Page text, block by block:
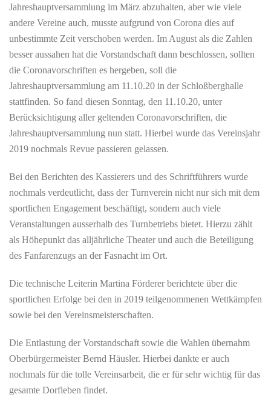
Jahreshauptversammlung im März abzuhalten, aber wie viele
andere Vereine auch, musste aufgrund von Corona dies auf
unbestimmte Zeit verschoben werden. Im August als die Zahlen
besser aussahen hat die Vorstandschaft dann beschlossen, sollten
die Coronavorschriften es hergeben, soll die
Jahreshauptversammlung am 11.10.20 in der Schloßberghalle
stattfinden. So fand diesen Sonntag, den 11.10.20, unter
Berücksichtigung aller geltenden Coronavorschriften, die
Jahreshauptversammlung nun statt. Hierbei wurde das Vereinsjahr
2019 nochmals Revue passieren gelassen.
Bei den Berichten des Kassierers und des Schriftführers wurde
nochmals verdeutlicht, dass der Turnverein nicht nur sich mit dem
sportlichen Engagement beschäftigt, sondern auch viele
Veranstaltungen ausserhalb des Turnbetriebs bietet. Hierzu zählt
als Höhepunkt das alljährliche Theater und auch die Beteiligung
des Fanfarenzugs an der Fasnacht im Ort.
Die technische Leiterin Martina Förderer berichtete über die
sportlichen Erfolge bei den in 2019 teilgenommenen Wettkämpfen
sowie bei den Vereinsmeisterschaften.
Die Entlastung der Vorstandschaft sowie die Wahlen übernahm
Oberbürgermeister Bernd Häusler. Hierbei dankte er auch
nochmals für die tolle Vereinsarbeit, die er für sehr wichtig für das
gesamte Dorfleben findet.